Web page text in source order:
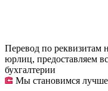
Перевод по реквизитам
юрлиц, предоставляем
бухгалтерии
Мы становимся лучше